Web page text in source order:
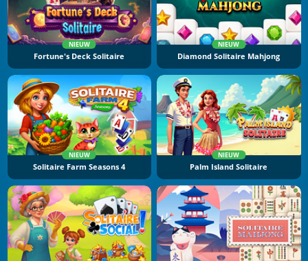
NIEUW
Fortune's Deck Solitaire
NIEUW
Diamond Solitaire Mahjong
NIEUW
Solitaire Farm Seasons 4
NIEUW
Palm Island Solitaire